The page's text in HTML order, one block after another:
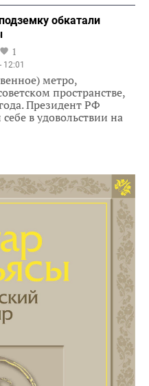
обкатали
1
12:01
метро,
пространстве,
Президент РФ
в удовольствии на